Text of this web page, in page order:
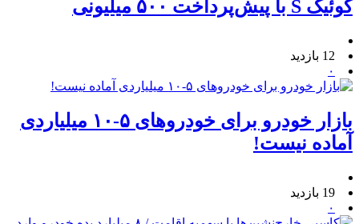
کوئیک S با پیش‌پرداخت ۵۰۰ میلیونی
12 بازدید
۰
بازار خودرو برای خودروهای ۵-۱۰ میلیاردی
آماده نیست!
19 بازدید
۰